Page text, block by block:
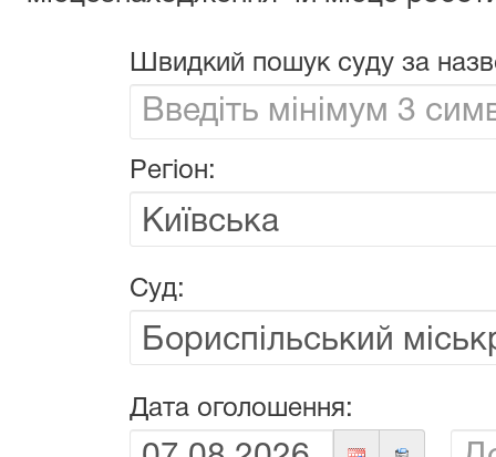
Швидкий пошук суду за
Регіон:
Суд:
Дата оголошення:
Від:
До: